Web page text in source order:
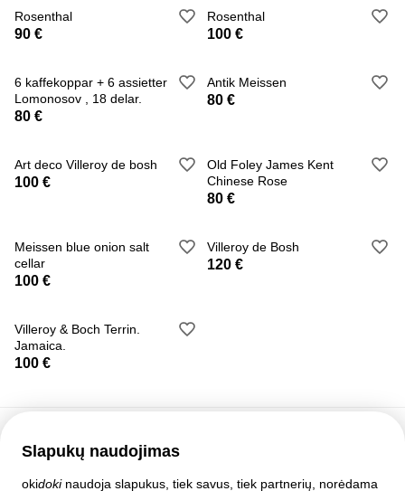
Rosenthal
90 €
Rosenthal
100 €
6 kaffekoppar + 6 assietter
Lomonosov , 18 delar.
80 €
Antik Meissen
80 €
Art deco Villeroy de bosh
100 €
Old Foley James Kent
Chinese Rose
80 €
Meissen blue onion salt
cellar
100 €
Villeroy de Bosh
120 €
Villeroy & Boch Terrin.
Jamaica.
100 €
Slapukų naudojimas
okidokinaudoja slapukus, tiek savus, tiek partnerių, norėdama
Pagalbos tarnyba
Pagalba